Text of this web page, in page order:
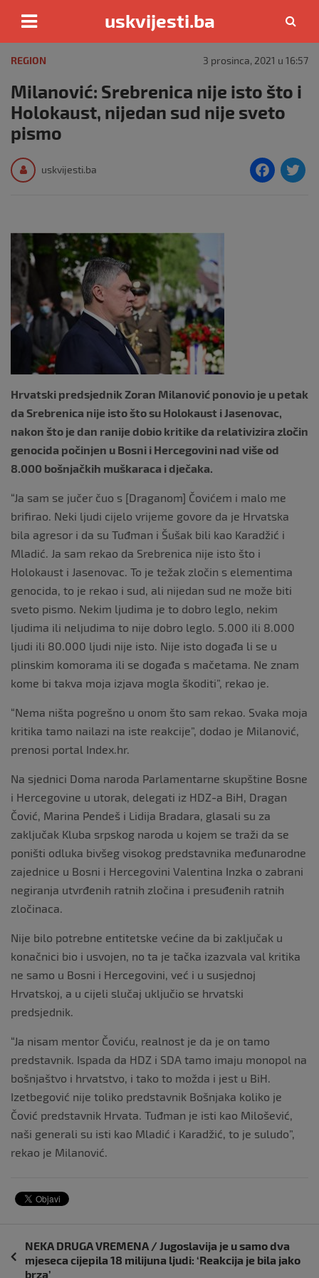
content
uskvijesti.ba
REGION 3 prosinca, 2021 u 16:57
Milanović: Srebrenica nije isto što i
Holokaust, nijedan sud nije sveto
pismo
uskvijesti.ba
F
Hrvatski predsjednik Zoran Milanović ponovio je u petak
da Srebrenica nije isto što su Holokaust i Jasenovac,
nakon što je dan ranije dobio kritike da relativizira zločin
genocida počinjen u Bosni i Hercegovini nad više od
8.000 bošnjačkih muškaraca i dječaka.
“Ja sam se jučer čuo s [Draganom] Čovićem i malo me
brifirao. Neki ljudi cijelo vrijeme govore da je Hrvatska
bila agresor i da su Tuđman i Šušak bili kao Karadžić i
Mladić. Ja sam rekao da Srebrenica nije isto što i
Holokaust i Jasenovac. To je težak zločin s elementima
genocida, to je rekao i sud, ali nijedan sud ne može biti
sveto pismo. Nekim ljudima je to dobro leglo, nekim
ljudima ili neljudima to nije dobro leglo. 5.000 ili 8.000
ljudi ili 80.000 ljudi nije isto. Nije isto događa li se u
plinskim komorama ili se događa s mačetama. Ne znam
kome bi takva moja izjava mogla škoditi”, rekao je.
“Nema ništa pogrešno u onom što sam rekao. Svaka moja
kritika tamo nailazi na iste reakcije”, dodao je Milanović,
prenosi portal Index.hr.
Na sjednici Doma naroda Parlamentarne skupštine Bosne
i Hercegovine u utorak, delegati iz HDZ-a BiH, Dragan
Čović, Marina Pendeš i Lidija Bradara, glasali su za
zaključak Kluba srpskog naroda u kojem se traži da se
poništi odluka bivšeg visokog predstavnika međunarodne
zajednice u Bosni i Hercegovini Valentina Inzka o zabrani
negiranja utvrđenih ratnih zločina i presuđenih ratnih
zločinaca.
Nije bilo potrebne entitetske većine da bi zaključak u
konačnici bio i usvojen, no ta je tačka izazvala val kritika
ne samo u Bosni i Hercegovini, već i u susjednoj
Hrvatskoj, a u cijeli slučaj uključio se hrvatski
predsjednik.
“Ja nisam mentor Čoviću, realnost je da je on tamo
predstavnik. Ispada da HDZ i SDA tamo imaju monopol na
bošnjaštvo i hrvatstvo, i tako to možda i jest u BiH.
Izetbegović nije toliko predstavnik Bošnjaka koliko je
Čović predstavnik Hrvata. Tuđman je isti kao Milošević,
naši generali su isti kao Mladić i Karadžić, to je suludo”,
rekao je Milanović.
objava
NEKA DRUGA VREMENA / Jugoslavija je u samo dva
mjeseca cijepila 18 milijuna ljudi: ‘Reakcija je bila jako
brza’